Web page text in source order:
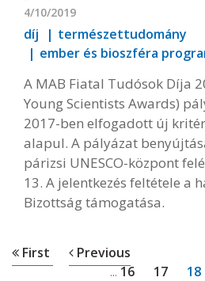
4/10/2019
díj
természettudomány
ember és bioszféra
A MAB Fiatal Tudósok Díja
Young Scientists Awards)
2017-ben elfogadott új
alapul. A pályázat
párizsi UNESCO-központ
13. A jelentkezés feltétele a
Bizottság támogatása.
First Previous
... 16 17 18